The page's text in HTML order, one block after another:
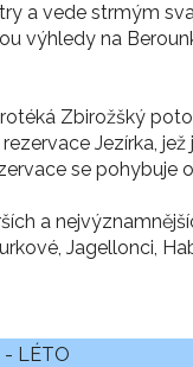
a vede strmým
výhledy na
Zbirožšký
Jezírka,
se pohybuje
a
Jagellonci,
- LÉTO